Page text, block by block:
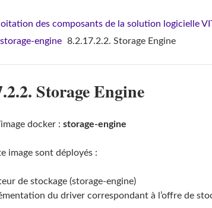
des composants de la solution logicielle
engine 8.2.17.2.2. Storage Engine
Storage Engine
docker : storage-engine
image sont déployés :
de stockage (storage-engine)
du driver correspondant à l’offre de